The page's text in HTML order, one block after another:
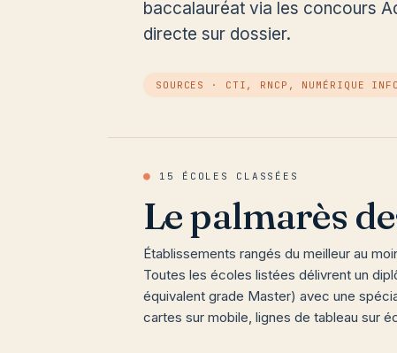
baccalauréat via les concours
directe sur dossier.
SOURCES · CTI, RNCP, NUMÉRIQUE
● 15 ÉCOLES CLASSÉES
Le palmarès
Établissements rangés du meilleur au
Toutes les écoles listées délivrent un
équivalent grade Master) avec une
cartes sur mobile, lignes de tableau sur